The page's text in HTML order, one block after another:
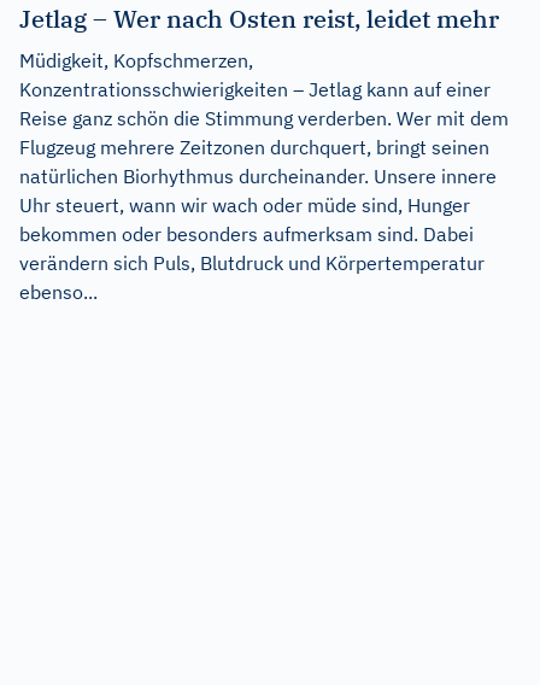
Jetlag – Wer nach Osten reist, leidet mehr
Müdigkeit, Kopfschmerzen,
Konzentrationsschwierigkeiten – Jetlag kann auf einer
Reise ganz schön die Stimmung verderben. Wer mit dem
Flugzeug mehrere Zeitzonen durchquert, bringt seinen
natürlichen Biorhythmus durcheinander. Unsere innere
Uhr steuert, wann wir wach oder müde sind, Hunger
bekommen oder besonders aufmerksam sind. Dabei
verändern sich Puls, Blutdruck und Körpertemperatur
ebenso...